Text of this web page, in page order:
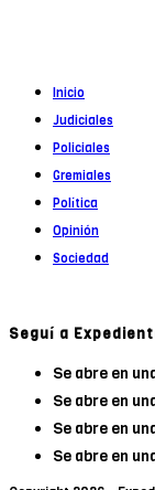
Inicio
Judiciales
Policiales
Gremiales
Política
Opinión
Sociedad
Seguí a
Se abre en
Se abre en
Se abre en
Se abre en